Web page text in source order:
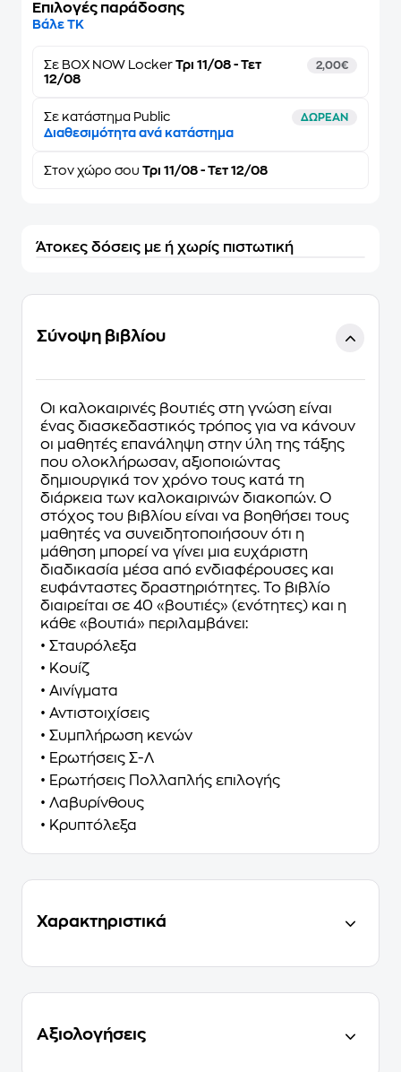
Επιλογές παράδοσης
Βάλε ΤΚ
Σε BOX NOW Locker Τρι 11/08 - Τετ
12/08
2,00€
Σε κατάστημα Public ΔΩΡΕΑΝ
Διαθεσιμότητα ανά κατάστημα
Στον χώρο σου Τρι 11/08 - Τετ 12/08
Άτοκες δόσεις με ή χωρίς πιστωτική
Σύνοψη βιβλίου
Οι καλοκαιρινές βουτιές στη γνώση είναι
ένας διασκεδαστικός τρόπος για να κάνουν
οι μαθητές επανάληψη στην ύλη της τάξης
που ολοκλήρωσαν, αξιοποιώντας
δημιουργικά τον χρόνο τους κατά τη
διάρκεια των καλοκαιρινών διακοπών. Ο
στόχος του βιβλίου είναι να βοηθήσει τους
μαθητές να συνειδητοποιήσουν ότι η
μάθηση μπορεί να γίνει μια ευχάριστη
διαδικασία μέσα από ενδιαφέρουσες και
ευφάνταστες δραστηριότητες. Το βιβλίο
διαιρείται σε 40 «βουτιές» (ενότητες) και η
κάθε «βουτιά» περιλαμβάνει:
• Σταυρόλεξα
• Κουίζ
• Αινίγματα
• Αντιστοιχίσεις
• Συμπλήρωση κενών
• Ερωτήσεις Σ-Λ
• Ερωτήσεις Πολλαπλής επιλογής
• Λαβυρίνθους
• Κρυπτόλεξα
Χαρακτηριστικά
Αξιολογήσεις